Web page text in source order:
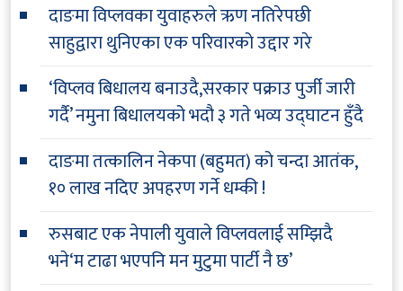
दाङमा विप्लवका युवाहरुले ऋण नतिरेपछी
साहुद्वारा थुनिएका एक परिवारको उद्दार गरे
‘विप्लव बिधालय बनाउदै,सरकार पक्राउ पुर्जी जारी
गर्दै’ नमुना बिधालयको भदौ ३ गते भव्य उद्घाटन हुँदै
दाङमा तत्कालिन नेकपा (बहुमत) को चन्दा आतंक,
१० लाख नदिए अपहरण गर्ने धम्की !
रुसबाट एक नेपाली युवाले विप्लवलाई सम्झिदै
भने‘म टाढा भएपनि मन मुटुमा पार्टी नै छ’